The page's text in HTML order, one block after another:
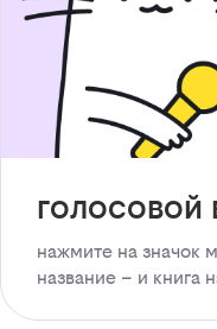
голосовой
нажмите на значок
название – и книга